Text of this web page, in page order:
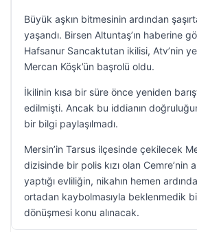
Büyük aşkın bitmesinin ardından
yaşandı. Birsen Altuntaş’ın haberine
Hafsanur Sancaktutan ikilisi, Atv’nin
Mercan Köşk’ün başrolü oldu.
İkilinin kısa bir süre önce yeniden
edilmişti. Ancak bu iddianın
bir bilgi paylaşılmadı.
Mersin’in Tarsus ilçesinde çekilecek
dizisinde bir polis kızı olan Cemre’nin
yaptığı evliliğin, nikahın hemen
ortadan kaybolmasıyla beklenmedik
dönüşmesi konu alınacak.